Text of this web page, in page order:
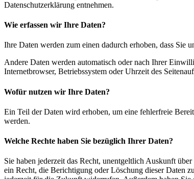
Datenschutzerklärung entnehmen.
Wie erfassen wir Ihre Daten?
Ihre Daten werden zum einen dadurch erhoben, dass Sie
Andere Daten werden automatisch oder nach Ihrer
Internetbrowser, Betriebssystem oder Uhrzeit des
Wofür nutzen wir Ihre Daten?
Ein Teil der Daten wird erhoben, um eine fehlerfreie
werden.
Welche Rechte haben Sie bezüglich Ihrer Daten?
Sie haben jederzeit das Recht, unentgeltlich Auskunft
ein Recht, die Berichtigung oder Löschung dieser Daten